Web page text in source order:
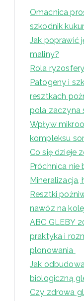
Omacnica
szkodnik
Jak poprawić
maliny?
Rola
Patogeny i
resztkach
pola zaczyna
Wpływ
kompleksu
Co się dzieje
Próchnica nie
Mineralizacja,
Resztki
nawóz na
ABC GLEBY
praktyka i
plonowania
Jak
biologiczną
Czy zdrowa